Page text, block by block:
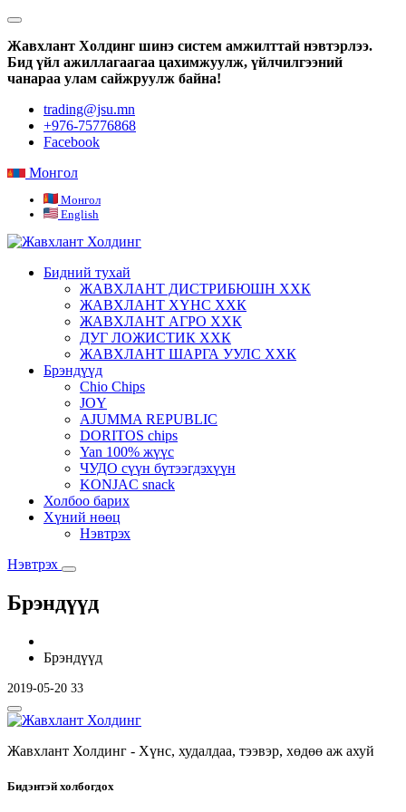
Жавхлант Холдинг шинэ систем амжилттай нэвтэрлээ.
Бид үйл ажиллагаагаа цахимжуулж, үйлчилгээний
чанараа улам сайжруулж байна!
trading@jsu.mn
+976-75776868
Facebook
Монгол
Монгол
English
Бидний тухай
ЖАВХЛАНТ ДИСТРИБЮШН ХХК
ЖАВХЛАНТ ХҮНС ХХК
ЖАВХЛАНТ АГРО ХХК
ДУГ ЛОЖИСТИК ХХК
ЖАВХЛАНТ ШАРГА УУЛС ХХК
Брэндүүд
Chio Chips
JOY
AJUMMA REPUBLIC
DORITOS chips
Yan 100% жүүс
ЧУДО сүүн бүтээгдэхүүн
KONJAC snack
Холбоо барих
Хүний нөөц
Нэвтрэх
Нэвтрэх
Брэндүүд
Брэндүүд
2019-05-20 33
Жавхлант Холдинг - Хүнс, худалдаа, тээвэр, хөдөө аж ахуй
Бидэнтэй холбогдох